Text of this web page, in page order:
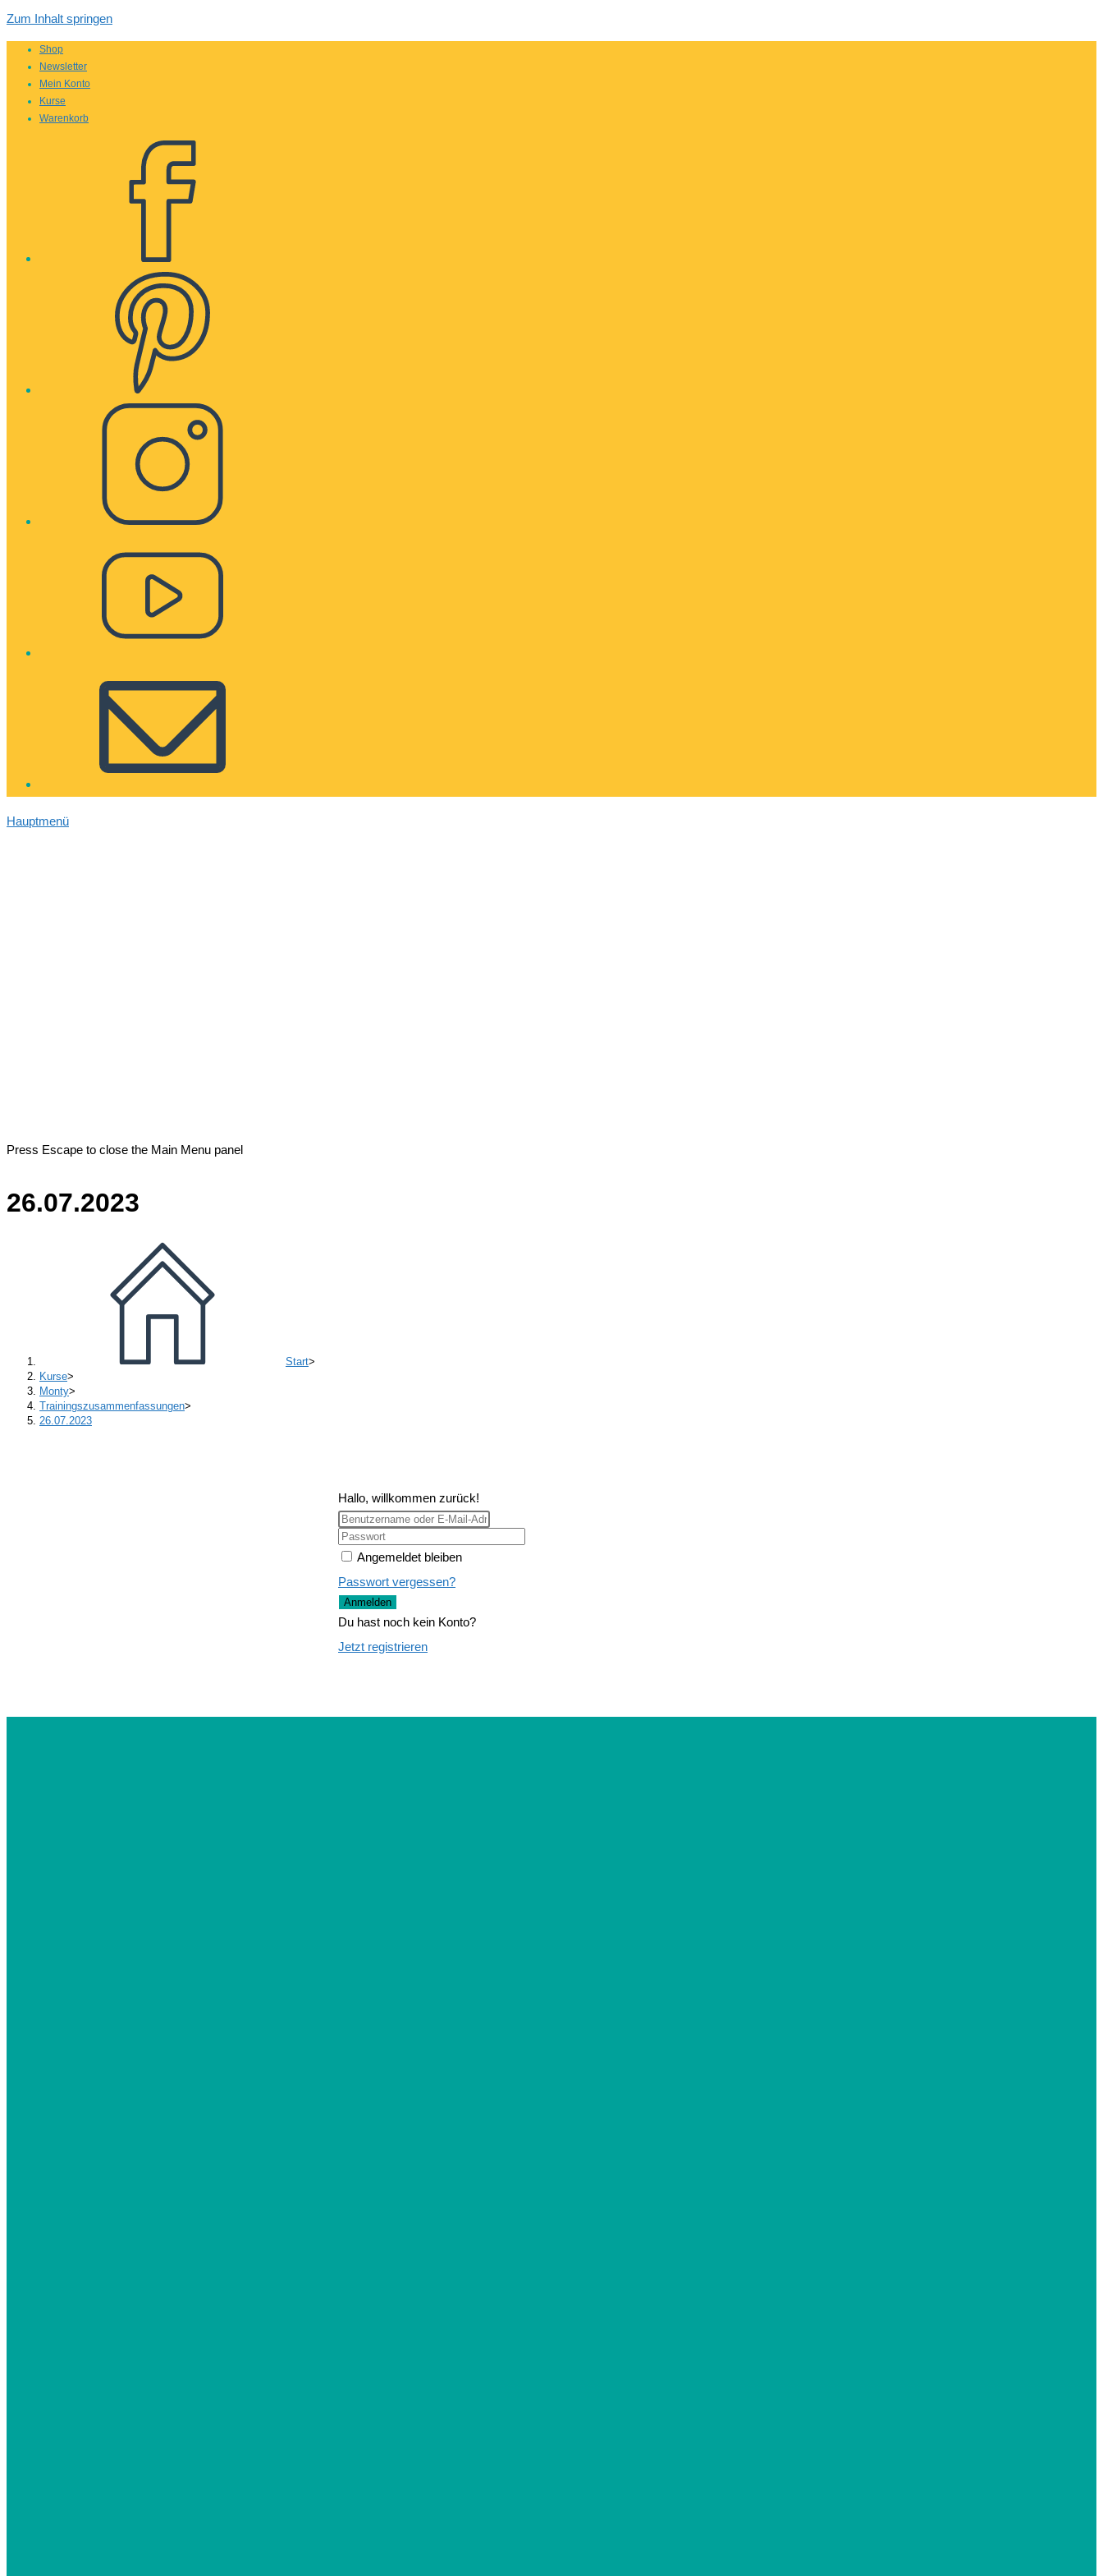
Zum Inhalt springen
Shop
Newsletter
Mein Konto
Kurse
Warenkorb
Hauptmenü
Press Escape to close the Main Menu panel
26.07.2023
Start>
Kurse>
Monty>
Trainingszusammenfassungen>
26.07.2023
Hallo, willkommen zurück!
Angemeldet bleiben
Passwort vergessen?
Anmelden
Du hast noch kein Konto?
Jetzt registrieren